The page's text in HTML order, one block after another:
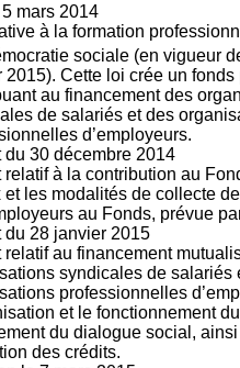
5 mars 2014
à la formation
sociale (en vigueur
2015). Cette loi crée un fonds
au financement des
de salariés et des
d’employeurs.
du 30 décembre 2014
relatif à la contribution au
et les modalités de collecte
au Fonds, prévue
du 28 janvier 2015
relatif au financement
syndicales de salariés
professionnelles
et le fonctionnement
du dialogue social,
des crédits.